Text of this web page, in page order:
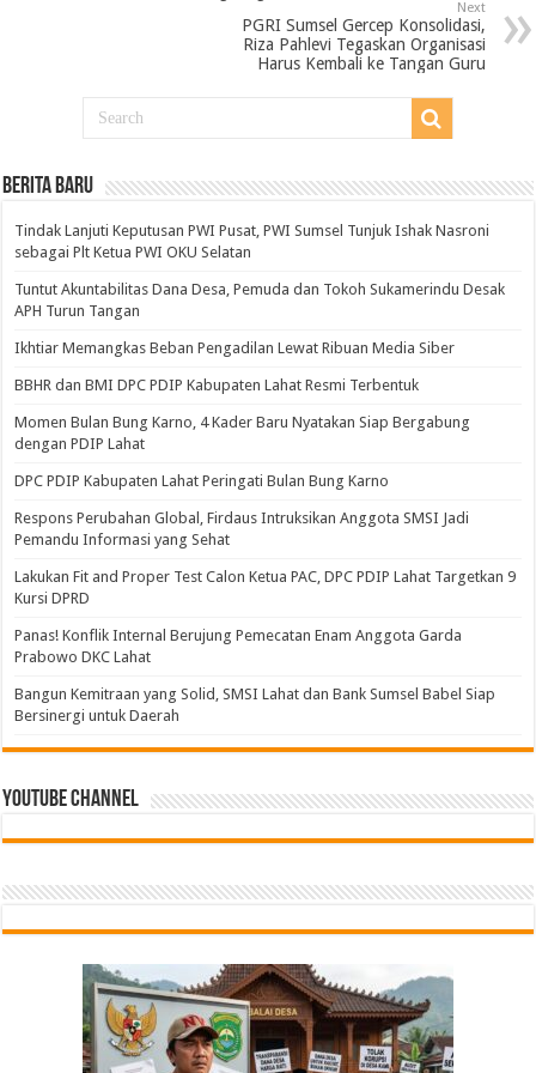
Next
PGRI Sumsel Gercep Konsolidasi,
Riza Pahlevi Tegaskan Organisasi
Harus Kembali ke Tangan Guru
BERITA BARU
Tindak Lanjuti Keputusan PWI Pusat, PWI Sumsel Tunjuk Ishak Nasroni
sebagai Plt Ketua PWI OKU Selatan
Tuntut Akuntabilitas Dana Desa, Pemuda dan Tokoh Sukamerindu Desak
APH Turun Tangan
Ikhtiar Memangkas Beban Pengadilan Lewat Ribuan Media Siber
BBHR dan BMI DPC PDIP Kabupaten Lahat Resmi Terbentuk
Momen Bulan Bung Karno, 4 Kader Baru Nyatakan Siap Bergabung
dengan PDIP Lahat
DPC PDIP Kabupaten Lahat Peringati Bulan Bung Karno
Respons Perubahan Global, Firdaus Intruksikan Anggota SMSI Jadi
Pemandu Informasi yang Sehat
Lakukan Fit and Proper Test Calon Ketua PAC, DPC PDIP Lahat Targetkan 9
Kursi DPRD
Panas! Konflik Internal Berujung Pemecatan Enam Anggota Garda
Prabowo DKC Lahat
Bangun Kemitraan yang Solid, SMSI Lahat dan Bank Sumsel Babel Siap
Bersinergi untuk Daerah
Youtube Channel